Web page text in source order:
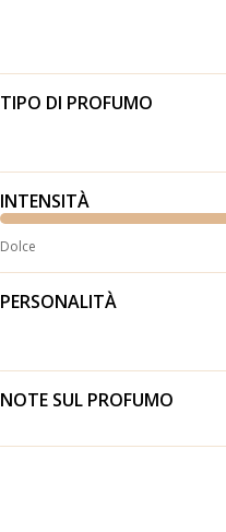
TIPO DI PROFUMO
INTENSITÀ
Dolce
PERSONALITÀ
NOTE SUL PROFUMO